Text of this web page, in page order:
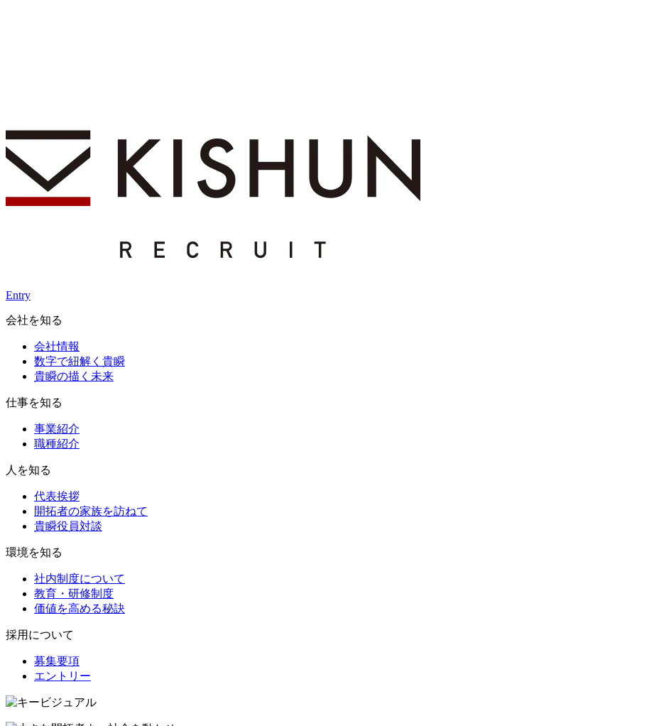
Entry
会社を知る
会社情報
数字で紐解く貴瞬
貴瞬の描く未来
仕事を知る
事業紹介
職種紹介
人を知る
代表挨拶
開拓者の家族を訪ねて
貴瞬役員対談
環境を知る
社内制度について
教育・研修制度
価値を高める秘訣
採用について
募集要項
エントリー